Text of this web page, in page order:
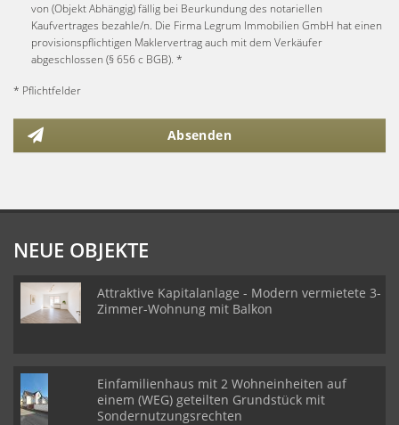
von (Objekt Abhängig) fällig bei Beurkundung des notariellen
Kaufvertrages bezahle/n. Die Firma Legrum Immobilien GmbH hat einen
provisionspflichtigen Maklervertrag auch mit dem Verkäufer
abgeschlossen (§ 656 c BGB). *
* Pflichtfelder
Absenden
NEUE OBJEKTE
Attraktive Kapitalanlage - Modern vermietete 3-
Zimmer-Wohnung mit Balkon
Einfamilienhaus mit 2 Wohneinheiten auf
einem (WEG) geteilten Grundstück mit
Sondernutzungsrechten